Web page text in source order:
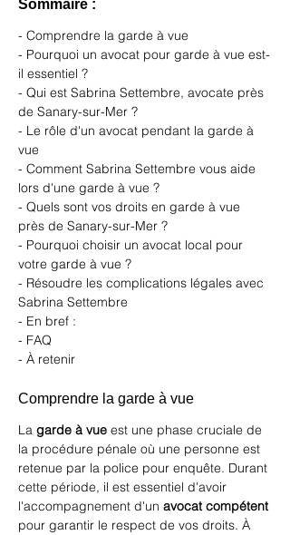
Sommaire :
- Comprendre la garde à vue
- Pourquoi un avocat pour garde à vue est-
il essentiel ?
- Qui est Sabrina Settembre, avocate près
de Sanary-sur-Mer ?
- Le rôle d'un avocat pendant la garde à
vue
- Comment Sabrina Settembre vous aide
lors d'une garde à vue ?
- Quels sont vos droits en garde à vue
près de Sanary-sur-Mer ?
- Pourquoi choisir un avocat local pour
votre garde à vue ?
- Résoudre les complications légales avec
Sabrina Settembre
- En bref :
- FAQ
- À retenir
Comprendre la garde à vue
La garde à vue est une phase cruciale de
la procédure pénale où une personne est
retenue par la police pour enquête. Durant
cette période, il est essentiel d'avoir
l'accompagnement d'un avocat compétent
pour garantir le respect de vos droits. À